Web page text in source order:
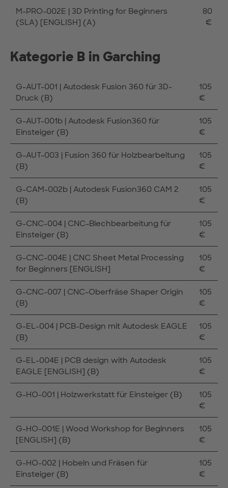
M-PRO-002E | 3D Printing for Beginners
(SLA) [ENGLISH] (A)
80
€
Kategorie B in Garching
G-AUT-001 | Autodesk Fusion 360 für 3D-
Druck (B)
105
€
G-AUT-001b | Autodesk Fusion360 für
Einsteiger (B)
105
€
G-AUT-003 | Fusion 360 für Holzbearbeitung
(B)
105
€
G-CAM-002b | Autodesk Fusion360 CAM 2
(B)
105
€
G-CNC-004 | CNC-Blechbearbeitung für
Einsteiger (B)
105
€
G-CNC-004E | CNC Sheet Metal Processing
for Beginners [ENGLISH]
105
€
G-CNC-007 | CNC-Oberfräse Shaper Origin
(B)
105
€
G-EL-004 | PCB-Design mit Autodesk EAGLE
(B)
105
€
G-EL-004E | PCB design with Autodesk
EAGLE [ENGLISH] (B)
105
€
G-HO-001 | Holzwerkstatt für Einsteiger (B)
105
€
G-HO-001E | Wood Workshop for Beginners
[ENGLISH] (B)
105
€
G-HO-002 | Hobeln und Fräsen für
Einsteiger (B)
105
€